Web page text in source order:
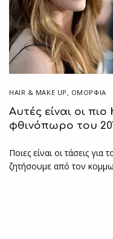
HAIR & MAKE UP , ΟΜΟΡΦΙΑ
Αυτές είναι οι
φθινόπωρο του
Ποιες είναι οι τάσεις
ζητήσουμε από τον